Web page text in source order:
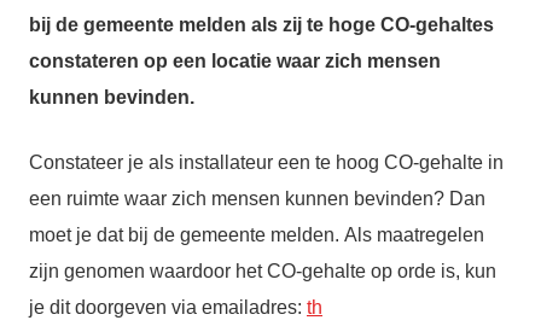
bij de gemeente melden als zij te hoge CO-gehaltes
constateren op een locatie waar zich mensen
kunnen bevinden.
Constateer je als installateur een te hoog CO-gehalte in
een ruimte waar zich mensen kunnen bevinden? Dan
moet je dat bij de gemeente melden. Als maatregelen
zijn genomen waardoor het CO-gehalte op orde is, kun
je dit doorgeven via emailadres: th